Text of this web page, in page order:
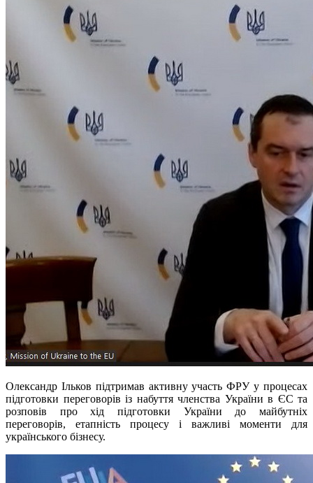
Олександр Ільков підтримав активну участь ФРУ у процесах
підготовки переговорів із набуття членства України в ЄС та
розповів про хід підготовки України до майбутніх
переговорів, етапність процесу і важливі моменти для
українського бізнесу.